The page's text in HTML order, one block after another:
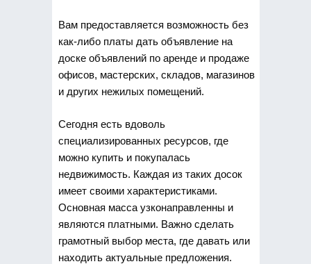
Вам предоставляется возможность без
как-либо платы дать объявление на
доске объявлений по аренде и продаже
офисов, мастерских, складов, магазинов
и других нежилых помещений.
Сегодня есть вдоволь
специализированных ресурсов, где
можно купить и покупалась
недвижимость. Каждая из таких досок
имеет своими характеристиками.
Основная масса узконаправленны и
являются платными. Важно сделать
грамотный выбор места, где давать или
находить актуальные предложения.